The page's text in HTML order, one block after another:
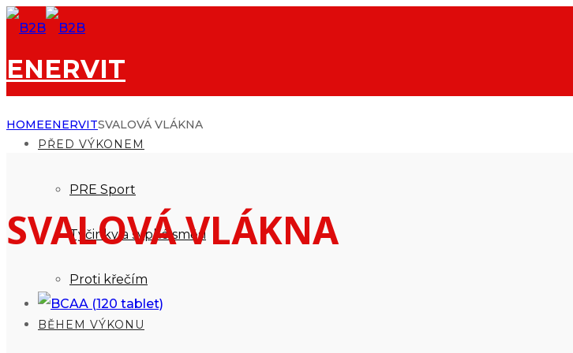
ENERVIT
PŘED VÝKONEM
PRE Sport
Tyčinky a sypké směsi
Proti křečím
BĚHEM VÝKONU
HOMEENERVITSVALOVÁ VLÁKNA
SVALOVÁ VLÁKNA